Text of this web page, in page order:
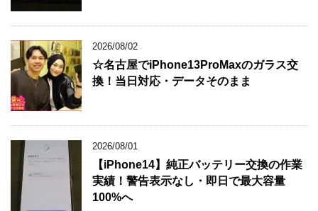
2026/08/02
☆名古屋でiPhone13ProMaxのガラス交
換！当日対応・データそのまま
2026/08/01
【iPhone14】純正バッテリー交換の作業
実績！警告表示なし・即日で最大容量
100%へ